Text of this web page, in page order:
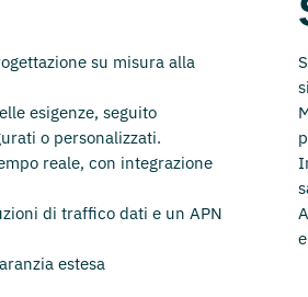
su misura alla
esigenze, seguito
o personalizzati.
reale, con integrazione
di traffico dati e un APN
estesa